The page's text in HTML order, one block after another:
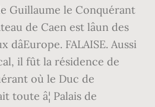
Guillaume le Conquérant
de Caen est lâun des
FALAISE. Aussi
il fût la résidence de
où le Duc de
toute â¦ Palais de